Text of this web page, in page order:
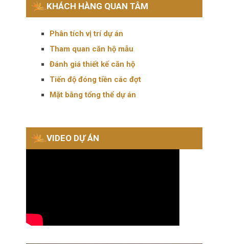
KHÁCH HÀNG QUAN TÂM
Phân tích vị trí dự án
Tham quan căn hộ mẫu
Đánh giá thiết kế căn hộ
Tiến độ đóng tiền các đợt
Mặt bằng tổng thể dự án
VIDEO DỰ ÁN